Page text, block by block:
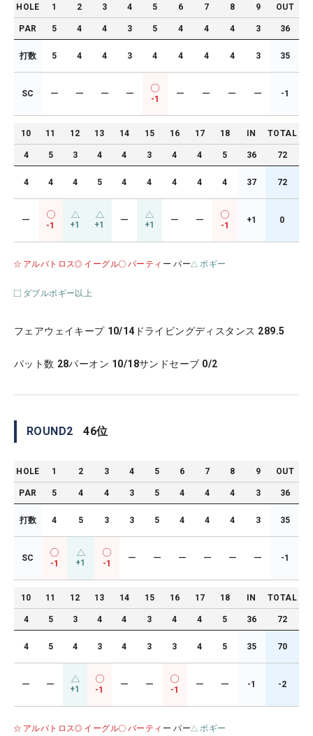
HOLE 1 2 3 4 5 6 7 8 9 OUT
PAR 5 4 4 3 5 4 4 4 3 36
打数 5 4 4 3 4 4 4 4 3 35
SC ー ー ー ー
-1
ー ー ー ー -1
10 11 12 13 14 15 16 17 18 IN TOTAL
4 5 3 4 4 3 4 4 5 36 72
4 4 4 5 4 4 4 4 4 37 72
ー
-1 +1 +1 ー +1 ー ー
-1
+1 0
アルバトロス イーグル バーティ ー パー ボギー
ダブルボギー以上
フェアウェイキープ 10/14 ドライビングディスタンス 289.5
パット数 28パーオン 10/18サンドセーブ 0/2
ROUND2 46位
HOLE 1 2 3 4 5 6 7 8 9 OUT
PAR 5 4 4 3 5 4 4 4 3 36
打数 4 5 3 3 5 4 4 4 3 35
SC
-1 +1 -1
ー ー ー ー ー ー -1
10 11 12 13 14 15 16 17 18 IN TOTAL
4 5 3 4 4 3 4 4 5 36 72
4 5 4 3 4 3 3 4 5 35 70
ー ー +1 -1
ー ー
-1
ー ー -1 -2
アルバトロス イーグル バーティ ー パー ボギー